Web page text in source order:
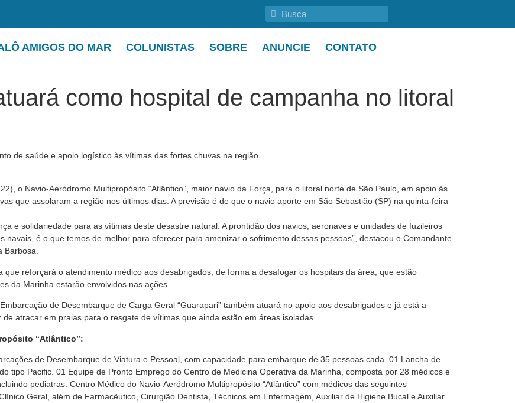
AMIGOS DO MAR COLUNISTAS SOBRE ANUNCIE CONTATO
como hospital de campanha no litoral
de saúde e apoio logístico às vítimas das fortes chuvas na região.
o Navio-Aeródromo Multipropósito “Atlântico”, maior navio da Força, para o litoral norte de São Paulo, em apoio às
que assolaram a região nos últimos dias. A previsão é de que o navio aporte em São Sebastião (SP) na quinta-feira
e solidariedade para as vítimas deste desastre natural. A prontidão dos navios, aeronaves e unidades de fuzileiros
navais, é o que temos de melhor para oferecer para amenizar o sofrimento dessas pessoas”, destacou o Comandante
Barbosa.
reforçará o atendimento médico aos desabrigados, de forma a desafogar os hospitais da área, que estão
da Marinha estarão envolvidos nas ações.
de Desembarque de Carga Geral “Guarapari” também atuará no apoio aos desabrigados e já está a
atracar em praias para o resgate de vítimas que ainda estão em áreas isoladas.
“Atlântico”:
de Desembarque de Viatura e Pessoal, com capacidade para embarque de 35 pessoas cada. 01 Lancha de
tipo Pacific.​ 01 Equipe de Pronto Emprego do Centro de Medicina Operativa da Marinha, composta por 28 médicos e
pediatras.​​​ Centro Médico do Navio-Aeródromo Multipropósito “Atlântico” com médicos das seguintes
Geral, além de Farmacêutico, Cirurgião Dentista, Técnicos em Enfermagem, Auxiliar de Higiene Bucal e Auxiliar